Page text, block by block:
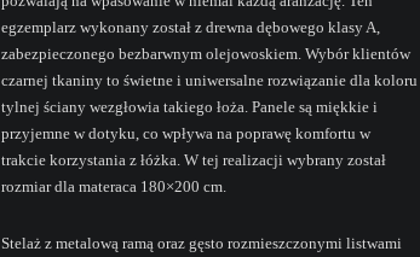
egzemplarz wykonany został z drewna dębowego klasy A,
zabezpieczonego bezbarwnym olejowoskiem. Wybór klientów
czarnej tkaniny to świetne i uniwersalne rozwiązanie dla koloru
tylnej ściany wezgłowia takiego łoża. Panele są miękkie i
przyjemne w dotyku, co wpływa na poprawę komfortu w
trakcie korzystania z łóżka. W tej realizacji wybrany został
rozmiar dla materaca 180×200 cm.
Stelaż z metalową ramą oraz gęsto rozmieszczonymi listwami